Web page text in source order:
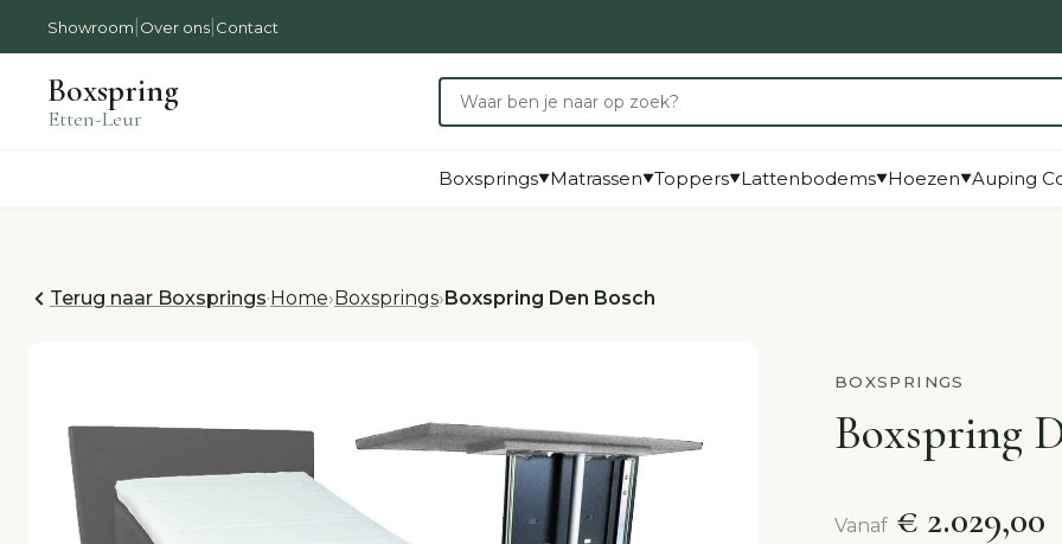
Showroom Over ons Contact
Boxspring
Etten-Leur
Boxsprings▼Matrassen▼Toppers▼Lattenbodems▼Hoezen▼Auping
Terug naar Boxsprings·Home›Boxsprings›Boxspring Den Bosch
BOXSPRINGS
Boxspring
Vanaf € 2.029,00